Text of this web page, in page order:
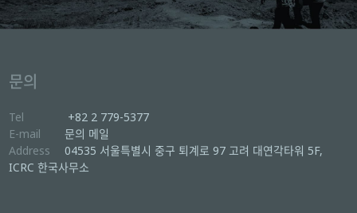
문의
Tel
+82 2 779-5377
E-mail
문의 메일
Address
04535 서울특별시 중구 퇴계로 97 고려 대연각타워 5F,
ICRC 한국사무소